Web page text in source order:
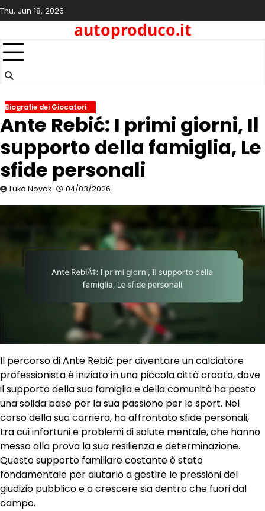
Skip
to
Thu, Jun 18, 2026
autoproduco.it
Biografie dei Giocatori
Ante Rebić: I primi giorni, Il
supporto della famiglia, Le
sfide personali
Luka Novak 04/03/2026
Il percorso di Ante Rebić per diventare un calciatore
professionista è iniziato in una piccola città croata, dove
il supporto della sua famiglia e della comunità ha posto
una solida base per la sua passione per lo sport. Nel
corso della sua carriera, ha affrontato sfide personali,
tra cui infortuni e problemi di salute mentale, che hanno
messo alla prova la sua resilienza e determinazione.
Questo supporto familiare costante è stato
fondamentale per aiutarlo a gestire le pressioni del
giudizio pubblico e a crescere sia dentro che fuori dal
campo.